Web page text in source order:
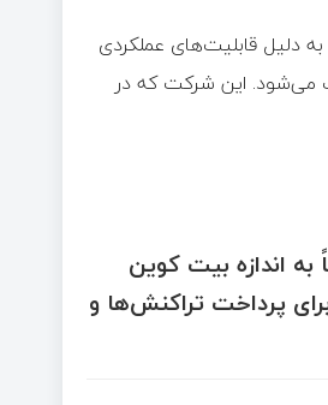
دلیل قابلیت‌های عملکردی
می‌شود. این شرکت که در
اندازه بیت‌ کوین
پرداخت تراکنش‌ها و